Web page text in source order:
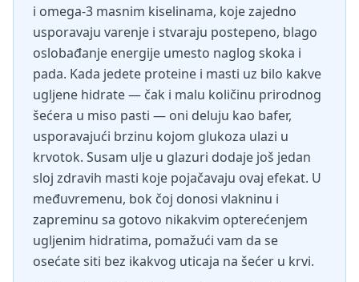
i omega-3 masnim kiselinama, koje zajedno
usporavaju varenje i stvaraju postepeno, blago
oslobađanje energije umesto naglog skoka i
pada. Kada jedete proteine i masti uz bilo kakve
ugljene hidrate — čak i malu količinu prirodnog
šećera u miso pasti — oni deluju kao bafer,
usporavajući brzinu kojom glukoza ulazi u
krvotok. Susam ulje u glazuri dodaje još jedan
sloj zdravih masti koje pojačavaju ovaj efekat. U
međuvremenu, bok čoj donosi vlakninu i
zapreminu sa gotovo nikakvim opterećenjem
ugljenim hidratima, pomažući vam da se
osećate siti bez ikakvog uticaja na šećer u krvi.